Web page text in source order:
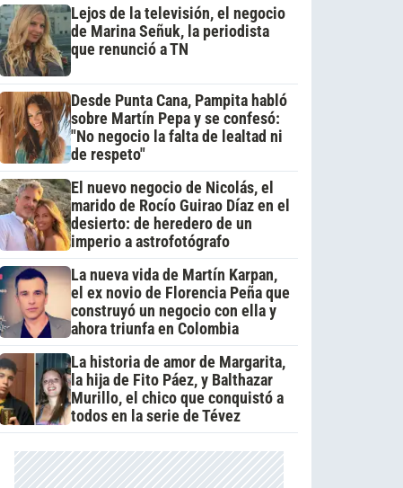
Lejos de la televisión, el negocio
de Marina Señuk, la periodista
que renunció a TN
Desde Punta Cana, Pampita habló
sobre Martín Pepa y se confesó:
"No negocio la falta de lealtad ni
de respeto"
El nuevo negocio de Nicolás, el
marido de Rocío Guirao Díaz en el
desierto: de heredero de un
imperio a astrofotógrafo
La nueva vida de Martín Karpan,
el ex novio de Florencia Peña que
construyó un negocio con ella y
ahora triunfa en Colombia
La historia de amor de Margarita,
la hija de Fito Páez, y Balthazar
Murillo, el chico que conquistó a
todos en la serie de Tévez